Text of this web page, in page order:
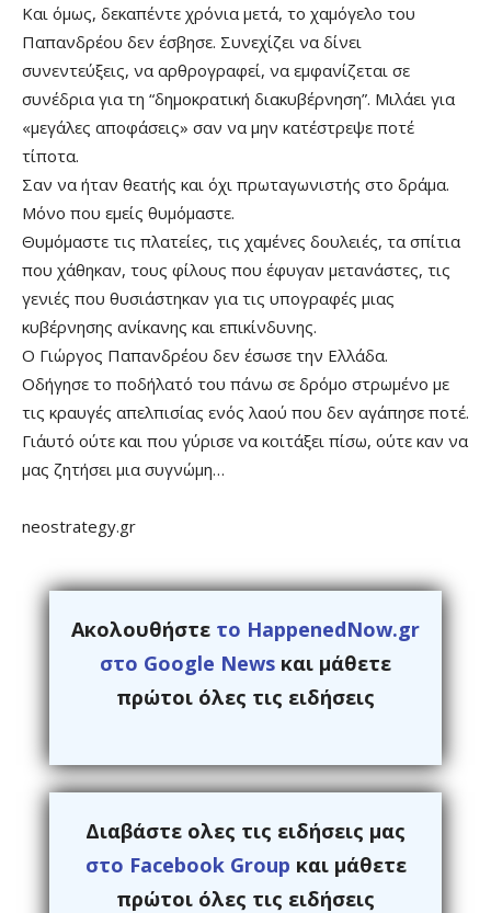
Και όμως, δεκαπέντε χρόνια μετά, το χαμόγελο του
Παπανδρέου δεν έσβησε. Συνεχίζει να δίνει
συνεντεύξεις, να αρθρογραφεί, να εμφανίζεται σε
συνέδρια για τη “δημοκρατική διακυβέρνηση”. Μιλάει για
«μεγάλες αποφάσεις» σαν να μην κατέστρεψε ποτέ
τίποτα.
Σαν να ήταν θεατής και όχι πρωταγωνιστής στο δράμα.
Μόνο που εμείς θυμόμαστε.
Θυμόμαστε τις πλατείες, τις χαμένες δουλειές, τα σπίτια
που χάθηκαν, τους φίλους που έφυγαν μετανάστες, τις
γενιές που θυσιάστηκαν για τις υπογραφές μιας
κυβέρνησης ανίκανης και επικίνδυνης.
Ο Γιώργος Παπανδρέου δεν έσωσε την Ελλάδα.
Οδήγησε το ποδήλατό του πάνω σε δρόμο στρωμένο με
τις κραυγές απελπισίας ενός λαού που δεν αγάπησε ποτέ.
Γι΄αυτό ούτε και που γύρισε να κοιτάξει πίσω, ούτε καν να
μας ζητήσει μια συγνώμη…
neostrategy.gr
Ακολουθήστε το HappenedNow.gr
στο Google News και μάθετε
πρώτοι όλες τις ειδήσεις
Διαβάστε ολες τις ειδήσεις μας
στο Facebook Group και μάθετε
πρώτοι όλες τις ειδήσεις